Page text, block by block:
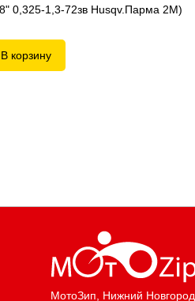
0,325-1,3-72зв Husqv.Парма 2М)
В корзину
МотоЗип , Нижний Новгород